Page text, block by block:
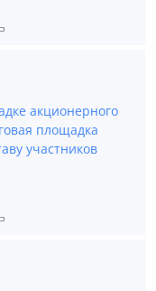
акционерного
площадка
участников